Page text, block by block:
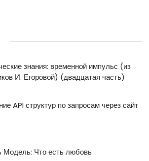
знания: временной импульс (из
И. Егоровой) (двадцатая часть)
API структур по запросам через сайт
Модель: Что есть любовь